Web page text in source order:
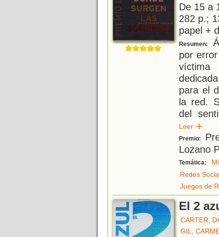
De 15 a
282 p.;
papel +
Resumen:
por
víctima
para el
la red.
del
Leer
Premio:
Lozano
Temática:
Redes
Juegos de
El 2
CARTER,
GIL,